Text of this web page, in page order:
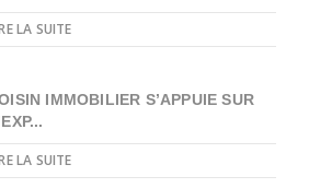
LA SUITE
IMMOBILIER S’APPUIE SUR
LA SUITE